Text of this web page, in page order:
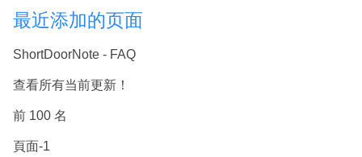
最近添加的页面
ShortDoorNote - FAQ
查看所有当前更新！
前 100 名
頁面-1